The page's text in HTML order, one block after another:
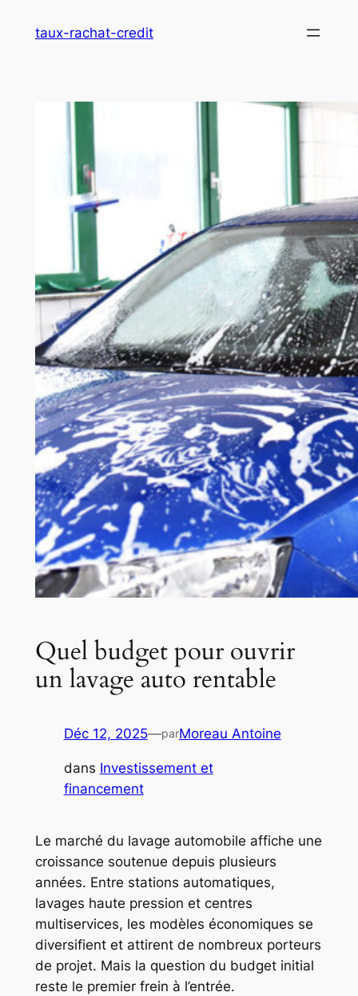
taux-rachat-credit
Quel budget pour ouvrir
un lavage auto rentable
Déc 12, 2025—parMoreau Antoine
dans Investissement et
financement
Le marché du lavage automobile affiche une
croissance soutenue depuis plusieurs
années. Entre stations automatiques,
lavages haute pression et centres
multiservices, les modèles économiques se
diversifient et attirent de nombreux porteurs
de projet. Mais la question du budget initial
reste le premier frein à l’entrée.